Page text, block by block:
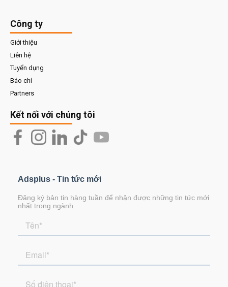
Công ty
Giới thiệu
Liên hệ
Tuyển dụng
Báo chí
Partners
Kết nối với chúng tôi